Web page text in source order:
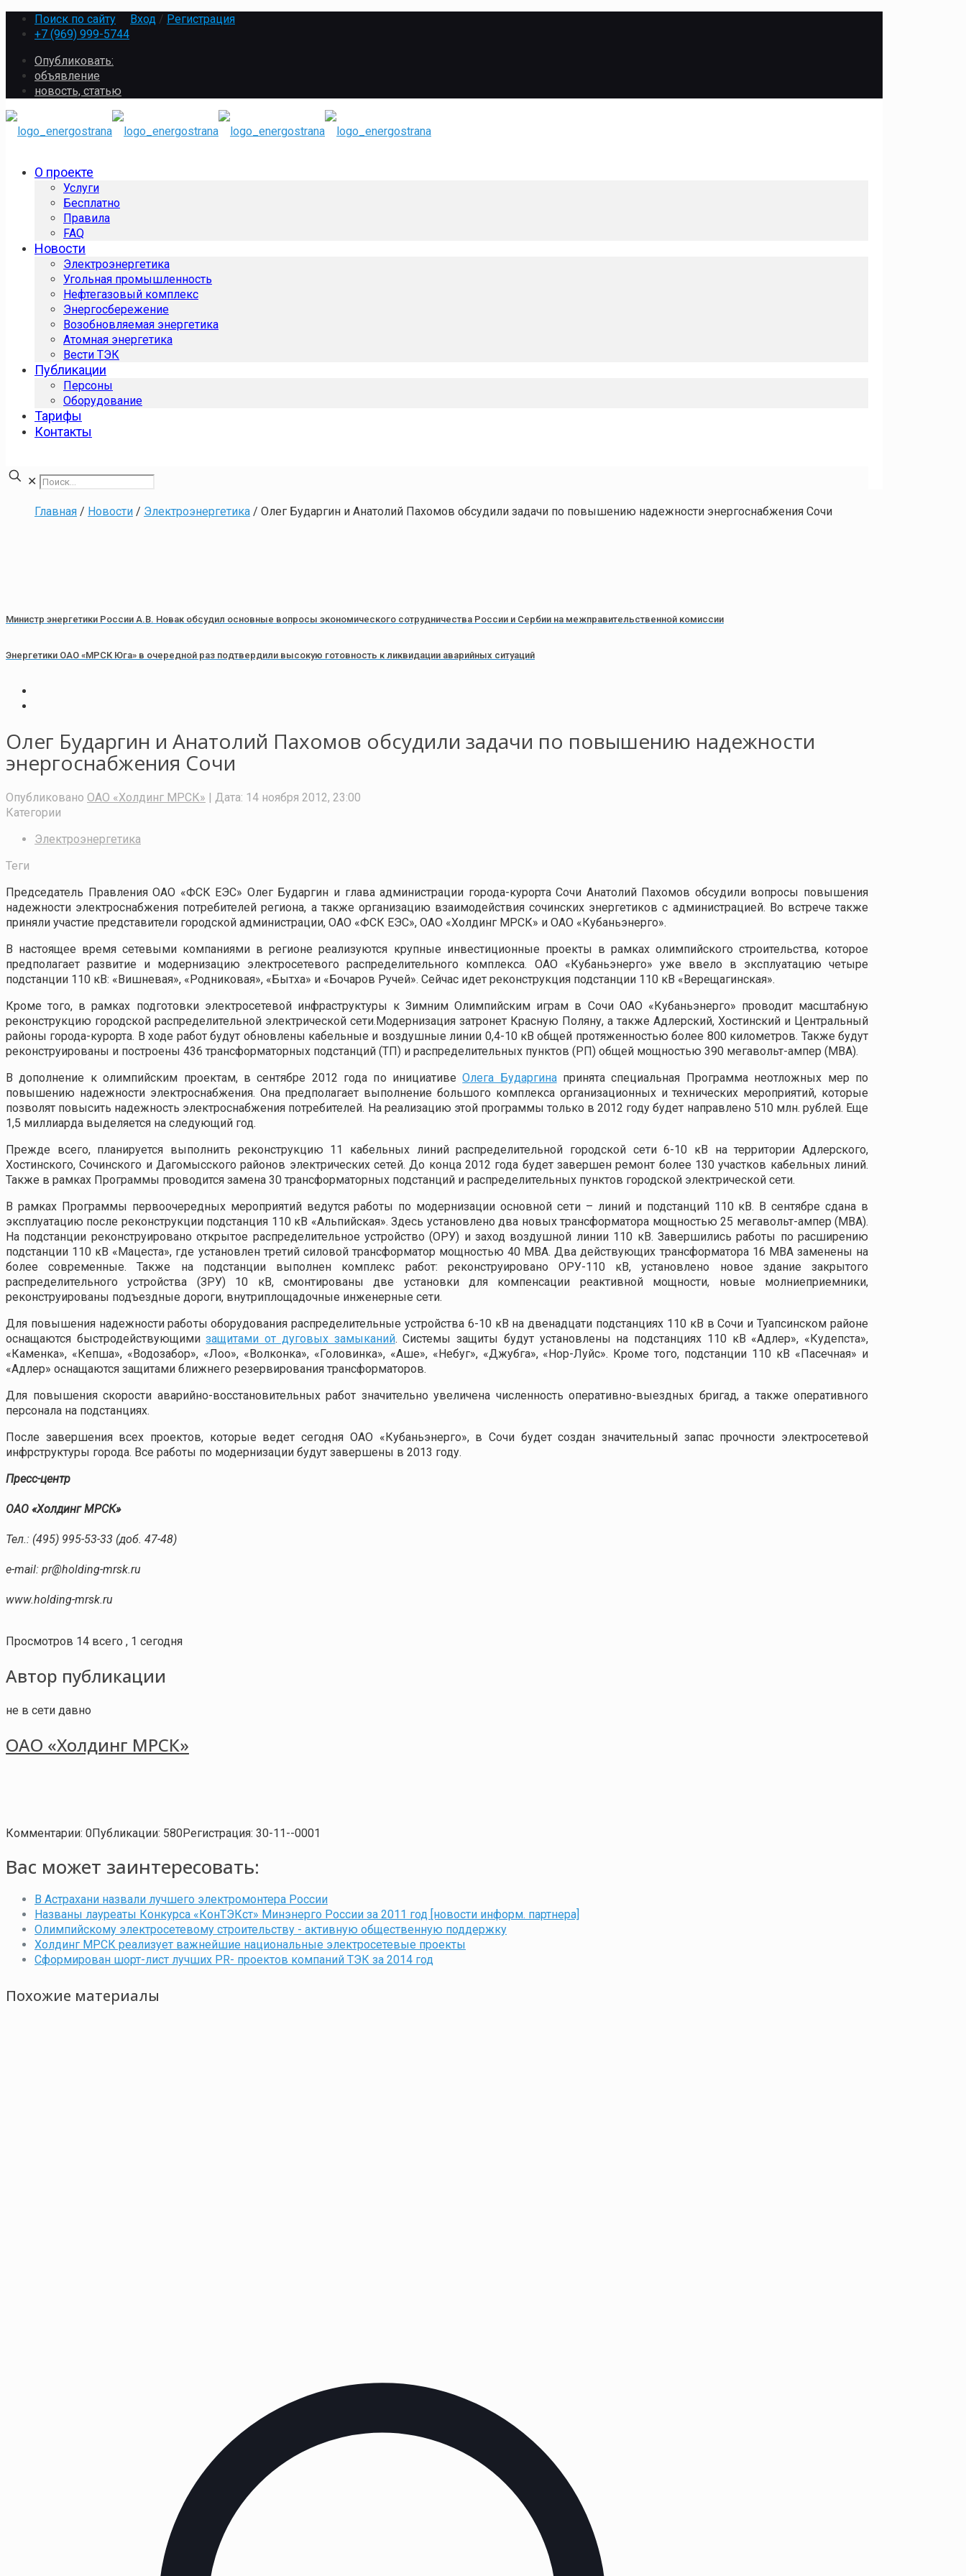
Поиск по сайту Вход / Регистрация
+7 (969) 999-5744
Опубликовать:
объявление
новость, статью
О проекте
Услуги
Бесплатно
Правила
FAQ
Новости
Электроэнергетика
Угольная промышленность
Нефтегазовый комплекс
Энергосбережение
Возобновляемая энергетика
Атомная энергетика
Вести ТЭК
Публикации
Персоны
Оборудование
Тарифы
Контакты
✕
Главная / Новости / Электроэнергетика / Олег Бударгин и Анатолий Пахомов обсудили задачи по повышению надежности энергоснабжения Сочи
Министр энергетики России А.В. Новак обсудил основные вопросы экономического сотрудничества России и Сербии на межправительственной комиссии
Энергетики ОАО «МРСК Юга» в очередной раз подтвердили высокую готовность к ликвидации аварийных ситуаций
Олег Бударгин и Анатолий Пахомов обсудили задачи по повышению надежности
энергоснабжения Сочи
Опубликовано ОАО «Холдинг МРСК» | Дата: 14 ноября 2012, 23:00
Категории
Электроэнергетика
Теги
Председатель Правления ОАО «ФСК ЕЭС» Олег Бударгин и глава администрации города-курорта Сочи Анатолий Пахомов обсудили вопросы повышения
надежности электроснабжения потребителей региона, а также организацию взаимодействия сочинских энергетиков с администрацией. Во встрече также
приняли участие представители городской администрации, ОАО «ФСК ЕЭС», ОАО «Холдинг МРСК» и ОАО «Кубаньэнерго».
В настоящее время сетевыми компаниями в регионе реализуются крупные инвестиционные проекты в рамках олимпийского строительства, которое
предполагает развитие и модернизацию электросетевого распределительного комплекса. ОАО «Кубаньэнерго» уже ввело в эксплуатацию четыре
подстанции 110 кВ: «Вишневая», «Родниковая», «Бытха» и «Бочаров Ручей». Сейчас идет реконструкция подстанции 110 кВ «Верещагинская».
Кроме того, в рамках подготовки электросетевой инфраструктуры к Зимним Олимпийским играм в Сочи ОАО «Кубаньэнерго» проводит масштабную
реконструкцию городской распределительной электрической сети.Модернизация затронет Красную Поляну, а также Адлерский, Хостинский и Центральный
районы города-курорта. В ходе работ будут обновлены кабельные и воздушные линии 0,4-10 кВ общей протяженностью более 800 километров. Также будут
реконструированы и построены 436 трансформаторных подстанций (ТП) и распределительных пунктов (РП) общей мощностью 390 мегавольт-ампер (МВА).
В дополнение к олимпийским проектам, в сентябре 2012 года по инициативеОлега Бударгинапринята специальная Программа неотложных мер по
повышению надежности электроснабжения. Она предполагает выполнение большого комплекса организационных и технических мероприятий, которые
позволят повысить надежность электроснабжения потребителей. На реализацию этой программы только в 2012 году будет направлено 510 млн. рублей. Еще
1,5 миллиарда выделяется на следующий год.
Прежде всего, планируется выполнить реконструкцию 11 кабельных линий распределительной городской сети 6-10 кВ на территории Адлерского,
Хостинского, Сочинского и Дагомысского районов электрических сетей. До конца 2012 года будет завершен ремонт более 130 участков кабельных линий.
Также в рамках Программы проводится замена 30 трансформаторных подстанций и распределительных пунктов городской электрической сети.
В рамках Программы первоочередных мероприятий ведутся работы по модернизации основной сети – линий и подстанций 110 кВ. В сентябре сдана в
эксплуатацию после реконструкции подстанция 110 кВ «Альпийская». Здесь установлено два новых трансформатора мощностью 25 мегавольт-ампер (МВА).
На подстанции реконструировано открытое распределительное устройство (ОРУ) и заход воздушной линии 110 кВ. Завершились работы по расширению
подстанции 110 кВ «Мацеста», где установлен третий силовой трансформатор мощностью 40 МВА. Два действующих трансформатора 16 МВА заменены на
более современные. Также на подстанции выполнен комплекс работ: реконструировано ОРУ-110 кВ, установлено новое здание закрытого
распределительного устройства (ЗРУ) 10 кВ, смонтированы две установки для компенсации реактивной мощности, новые молниеприемники,
реконструированы подъездные дороги, внутриплощадочные инженерные сети.
Для повышения надежности работы оборудования распределительные устройства 6-10 кВ на двенадцати подстанциях 110 кВ в Сочи и Туапсинском районе
оснащаются быстродействующимизащитами от дуговых замыканий. Системы защиты будут установлены на подстанциях 110 кВ «Адлер», «Кудепста»,
«Каменка», «Кепша», «Водозабор», «Лоо», «Волконка», «Головинка», «Аше», «Небуг», «Джубга», «Нор-Луйс». Кроме того, подстанции 110 кВ «Пасечная» и
«Адлер» оснащаются защитами ближнего резервирования трансформаторов.
Для повышения скорости аварийно-восстановительных работ значительно увеличена численность оперативно-выездных бригад, а также оперативного
персонала на подстанциях.
После завершения всех проектов, которые ведет сегодня ОАО «Кубаньэнерго», в Сочи будет создан значительный запас прочности электросетевой
инфрструктуры города. Все работы по модернизации будут завершены в 2013 году.
Пресс-центр
ОАО «Холдинг МРСК»
Тел.: (495) 995-53-33 (доб. 47-48)
e-mail: pr@holding-mrsk.ru
www.holding-mrsk.ru
Просмотров 14 всего , 1 сегодня
Автор публикации
не в сети давно
ОАО «Холдинг МРСК»
Комментарии: 0Публикации: 580Регистрация: 30-11--0001
Вас может заинтересовать:
В Астрахани назвали лучшего электромонтера России
Названы лауреаты Конкурса «КонТЭКст» Минэнерго России за 2011 год [новости информ. партнера]
Олимпийскому электросетевому строительству - активную общественную поддержку
Холдинг МРСК реализует важнейшие национальные электросетевые проекты
Сформирован шорт-лист лучших PR- проектов компаний ТЭК за 2014 год
Похожие материалы